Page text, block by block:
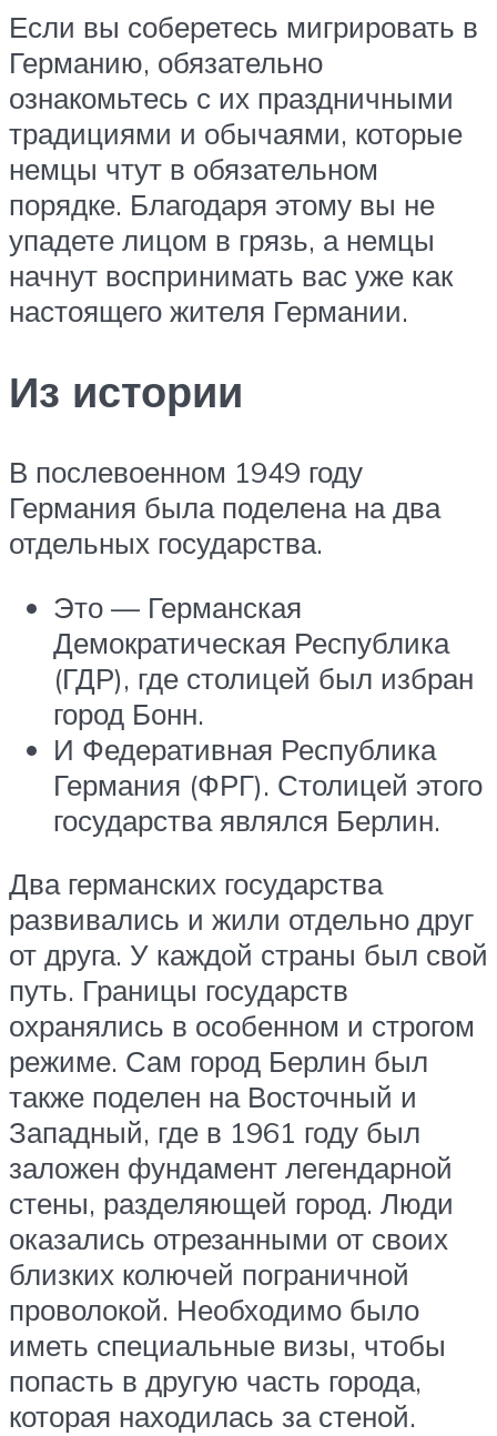
Если вы соберетесь мигрировать в
Германию, обязательно
ознакомьтесь с их праздничными
традициями и обычаями, которые
немцы чтут в обязательном
порядке. Благодаря этому вы не
упадете лицом в грязь, а немцы
начнут воспринимать вас уже как
настоящего жителя Германии.
Из истории
В послевоенном 1949 году
Германия была поделена на два
отдельных государства.
Это — Германская
Демократическая Республика
(ГДР), где столицей был избран
город Бонн.
И Федеративная Республика
Германия (ФРГ). Столицей этого
государства являлся Берлин.
Два германских государства
развивались и жили отдельно друг
от друга. У каждой страны был свой
путь. Границы государств
охранялись в особенном и строгом
режиме. Сам город Берлин был
также поделен на Восточный и
Западный, где в 1961 году был
заложен фундамент легендарной
стены, разделяющей город. Люди
оказались отрезанными от своих
близких колючей пограничной
проволокой. Необходимо было
иметь специальные визы, чтобы
попасть в другую часть города,
которая находилась за стеной.